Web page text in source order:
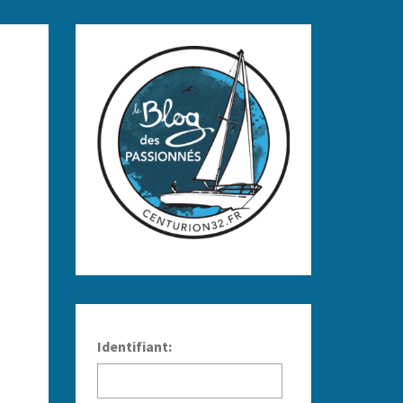
Identifiant: